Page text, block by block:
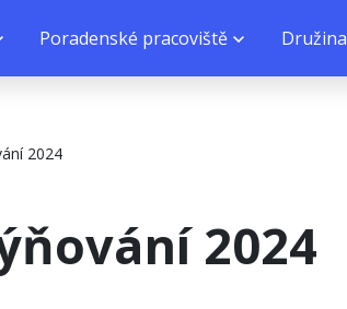
Poradenské pracoviště Družina
2024
2024